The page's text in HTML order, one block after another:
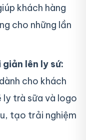
khách hàng
cho những lần
lên ly sứ:
cho khách
ly trà sữa và logo
tạo trải nghiệm